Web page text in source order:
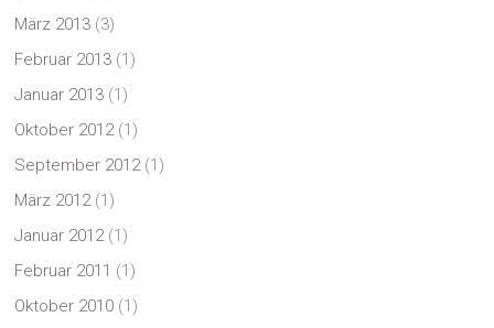
März 2013 (3)
Februar 2013 (1)
Januar 2013 (1)
Oktober 2012(1)
September 2012(1)
März 2012(1)
Januar 2012(1)
Februar 2011 (1)
Oktober 2010 (1)